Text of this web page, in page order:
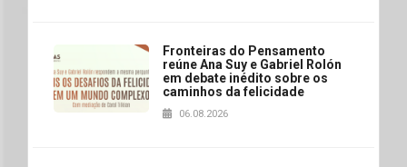
Fronteiras do Pensamento
reúne Ana Suy e Gabriel Rolón
em debate inédito sobre os
caminhos da felicidade
06.08.2026